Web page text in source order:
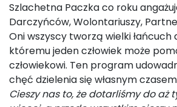
Szlachetna Paczka co roku
Darczyńców, Wolontariuszy,
Oni wszyscy tworzą wielki łańcuch
któremu jeden człowiek może
człowiekowi. Ten program
chęć dzielenia się własnym
Cieszy nas to, że dotarliśmy do aż